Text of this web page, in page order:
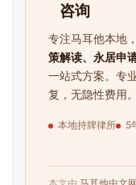
咨询
专注马耳他本地
策解读、永居申
一站式方案。专
复，无隐性费用。
本地持牌律所 5